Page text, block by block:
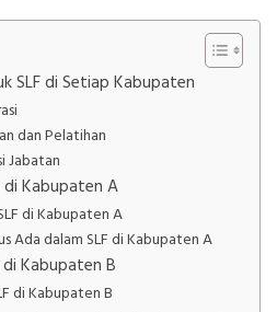
SLF di Setiap Kabupaten
dan Pelatihan
Jabatan
di Kabupaten A
di Kabupaten A
Ada dalam SLF di Kabupaten A
Kabupaten B
di Kabupaten B